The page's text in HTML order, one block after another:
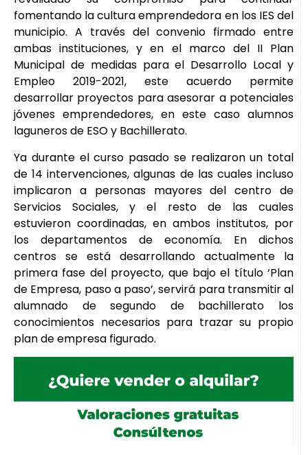
fomentando la cultura emprendedora en los IES del
municipio. A través del convenio firmado entre
ambas instituciones, y en el marco del II Plan
Municipal de medidas para el Desarrollo Local y
Empleo 2019-2021, este acuerdo permite
desarrollar proyectos para asesorar a potenciales
jóvenes emprendedores, en este caso alumnos
laguneros de ESO y Bachillerato.
Ya durante el curso pasado se realizaron un total
de 14 intervenciones, algunas de las cuales incluso
implicaron a personas mayores del centro de
Servicios Sociales, y el resto de las cuales
estuvieron coordinadas, en ambos institutos, por
los departamentos de economía. En dichos
centros se está desarrollando actualmente la
primera fase del proyecto, que bajo el título ‘Plan
de Empresa, paso a paso’, servirá para transmitir al
alumnado de segundo de bachillerato los
conocimientos necesarios para trazar su propio
plan de empresa figurado.